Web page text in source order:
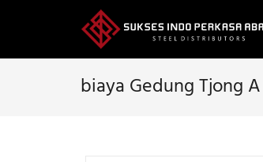
biaya Gedung Tjong